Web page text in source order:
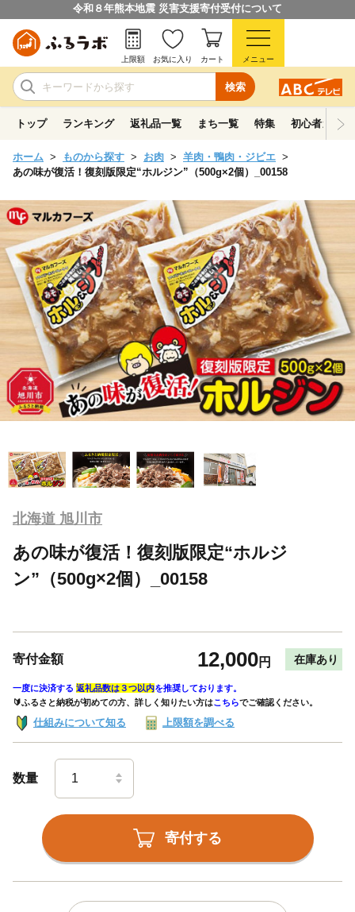
令和８年熊本地震 災害支援寄付受付について
検索
上限額 お気に入り カート メニュー
トップ ランキング 返礼品一覧 まち一覧 特集 初心者ガイド
ホーム ものから探す お肉
羊肉・鴨肉・ジビエ
あの味が復活！復刻版限定“ホルジン”（500g×2個）_00158
北海道 旭川市
あの味が復活！復刻版限定“ホルジ
ン”（500g×2個）_00158
寄付金額 12,000円 在庫あり
一度に決済する 返礼品数は３つ以内を推奨しております。
🔰ふるさと納税が初めての方、詳しく知りたい方はこちらでご確認ください。
仕組みについて知る 上限額を調べる
数量
寄付する